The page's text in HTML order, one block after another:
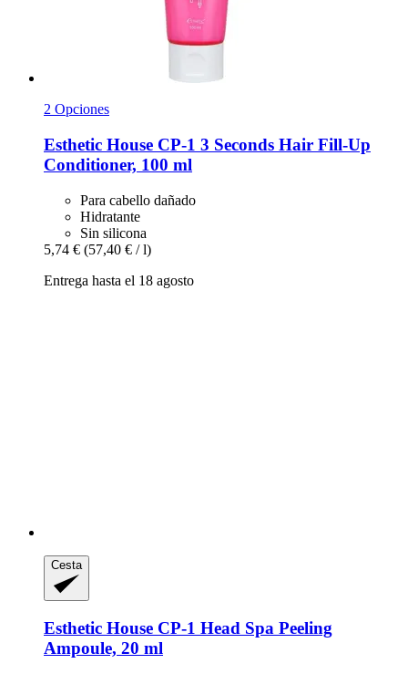
2 Opciones
Esthetic House CP-​1 3 Seconds Hair Fill-​Up
Conditioner, 100 ml
Para cabello dañado
Hidratante
Sin silicona
5,74 € (57,40 € / l)
Entrega hasta el 18 agosto
Cesta
Esthetic House CP-​1 Head Spa Peeling
Ampoule, 20 ml